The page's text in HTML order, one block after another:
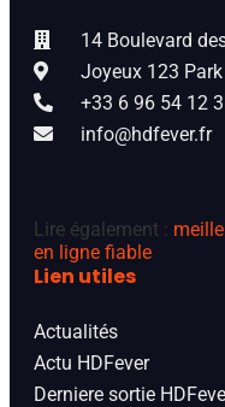
14 Boulevard
Joyeux 123
+33 6 96 54 12
info@hdfever.fr
Lire également :
en ligne fiable
Lien utiles
Actualités
Actu HDFever
Derniere sortie